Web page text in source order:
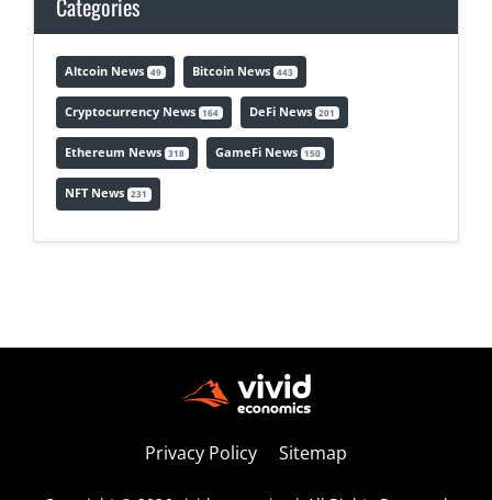
Categories
Altcoin News 49 Bitcoin News 443
Cryptocurrency News 164 DeFi News 201
Ethereum News 318 GameFi News 150
NFT News 231
Privacy Policy Sitemap